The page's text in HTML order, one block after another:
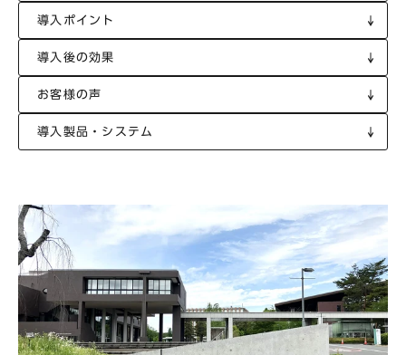
導入ポイント
導入後の効果
お客様の声
導入製品・システム